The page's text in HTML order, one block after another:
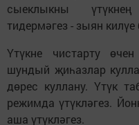
сыеклыкны
тидермәгез - зыян килүе
Үтүкне чистарту
шундый җиһазлар
дөрес куллану. Үтүк
режимда үтүкләгез.
аша үтүкләгез.